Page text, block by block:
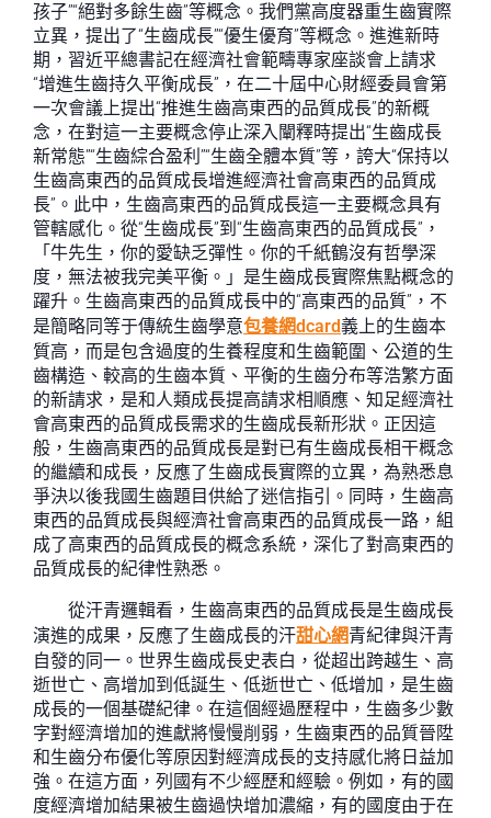
孩子”“絕對多餘生齒”等概念。我們黨高度器重生齒實際
立異，提出了“生齒成長”“優生優育”等概念。進進新時
期，習近平總書記在經濟社會範疇專家座談會上請求
“增進生齒持久平衡成長”，在二十屆中心財經委員會第
一次會議上提出“推進生齒高東西的品質成長”的新概
念，在對這一主要概念停止深入闡釋時提出“生齒成長
新常態”“生齒綜合盈利”“生齒全體本質”等，誇大“保持以
生齒高東西的品質成長增進經濟社會高東西的品質成
長”。此中，生齒高東西的品質成長這一主要概念具有
管轄感化。從“生齒成長”到“生齒高東西的品質成長”，
「牛先生，你的愛缺乏彈性。你的千紙鶴沒有哲學深
度，無法被我完美平衡。」是生齒成長實際焦點概念的
躍升。生齒高東西的品質成長中的“高東西的品質”，不
是簡略同等于傳統生齒學意包養網dcard義上的生齒本
質高，而是包含過度的生養程度和生齒範圍、公道的生
齒構造、較高的生齒本質、平衡的生齒分布等浩繁方面
的新請求，是和人類成長提高請求相順應、知足經濟社
會高東西的品質成長需求的生齒成長新形狀。正因這
般，生齒高東西的品質成長是對已有生齒成長相干概念
的繼續和成長，反應了生齒成長實際的立異，為熟悉息
爭決以後我國生齒題目供給了迷信指引。同時，生齒高
東西的品質成長與經濟社會高東西的品質成長一路，組
成了高東西的品質成長的概念系統，深化了對高東西的
品質成長的紀律性熟悉。
從汗青邏輯看，生齒高東西的品質成長是生齒成長
演進的成果，反應了生齒成長的汗甜心網青紀律與汗青
自發的同一。世界生齒成長史表白，從超出跨越生、高
逝世亡、高增加到低誕生、低逝世亡、低增加，是生齒
成長的一個基礎紀律。在這個經過歷程中，生齒多少數
字對經濟增加的進獻將慢慢削弱，生齒東西的品質晉陞
和生齒分布優化等原因對經濟成長的支持感化將日益加
強。在這方面，列國有不少經歷和經驗。例如，有的國
度經濟增加結果被生齒過快增加濃縮，有的國度由于在